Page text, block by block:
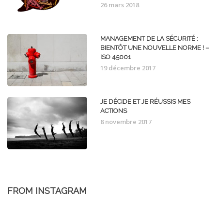
26 mars 2018
MANAGEMENT DE LA SÉCURITÉ :
BIENTÔT UNE NOUVELLE NORME ! –
ISO 45001
19 décembre 2017
JE DÉCIDE ET JE RÉUSSIS MES
ACTIONS
8 novembre 2017
FROM INSTAGRAM